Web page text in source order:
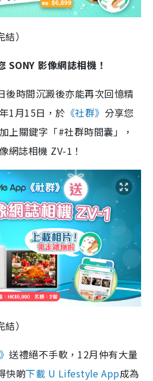
）
SONY 影像網誌相機！
後時間沉澱後亦能再次回憶精
1月15日，於 《社群》 分享您
上關鍵字「#社群時間囊」，
網誌相機 ZV-1！
）
送禮絕不手軟，12月仲有大量
快啲下載 U Lifestyle App成為